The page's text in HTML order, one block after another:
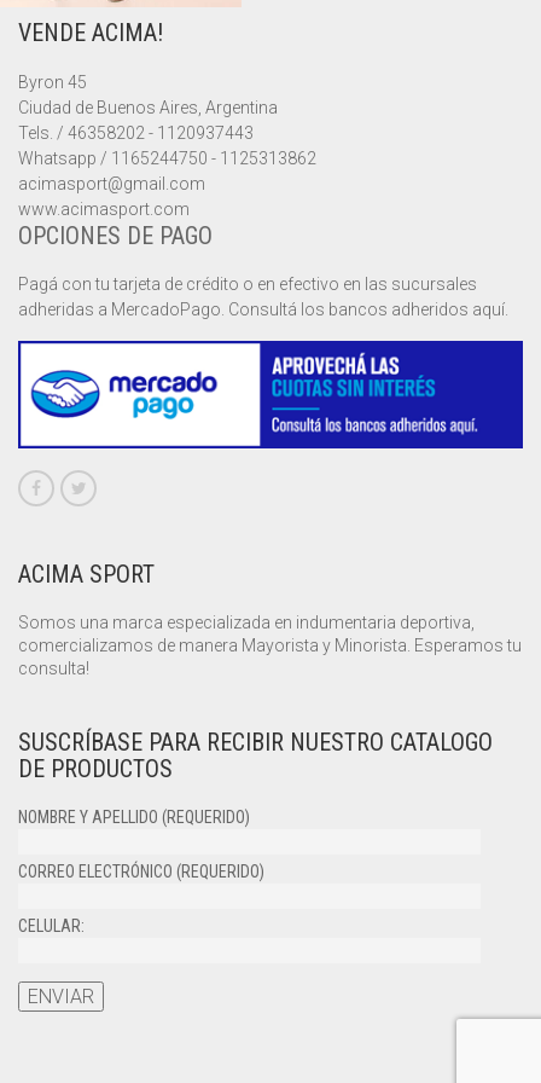
PANTALONES
REMERAS
MANGA CORTA
SIN MANGAS
SHORTS
SHORT DEPORTIVO
SHORT POLLERA
PANTALONES
REMERAS
SHORTS
CHALECOS
MUSCULOSAS
PANTALONES
SHORTS
VENDE ACIMA!
Byron 45
Ciudad de Buenos Aires, Argentina
Tels. / 46358202 - 1120937443
Whatsapp / 1165244750 - 1125313862
acimasport@gmail.com
www.acimasport.com
OPCIONES DE PAGO
Pagá con tu tarjeta de crédito o en efectivo en las sucursales
adheridas a MercadoPago. Consultá los bancos adheridos aquí.
ACIMA SPORT
Somos una marca especializada en indumentaria deportiva,
comercializamos de manera Mayorista y Minorista. Esperamos tu
consulta!
SUSCRÍBASE PARA RECIBIR NUESTRO CATALOGO
DE PRODUCTOS
NOMBRE Y APELLIDO (REQUERIDO)
CORREO ELECTRÓNICO (REQUERIDO)
CELULAR: